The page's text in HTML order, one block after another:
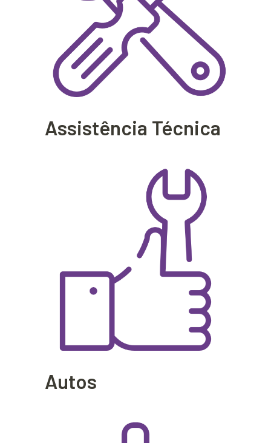
Assistência Técnica
Autos